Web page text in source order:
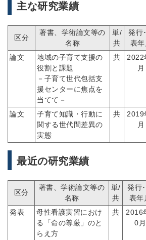
主な研究業績
区分
著書、学術論文等の
名称
単/
共
発行
表年
論文
地域の子育て支援の
役割と課題
－子育て世代包括支
援センターに焦点を
当てて－
共
2022
月
論文
子育て知識・行動に
関する世代間差異の
実態
共
2019
月
最近の研究業績
区分
著書、学術論文等の
名称
単/
共
発行
表年
発表
母性看護実習におけ
る「命の尊厳」のと
らえ方
共
2016
0月